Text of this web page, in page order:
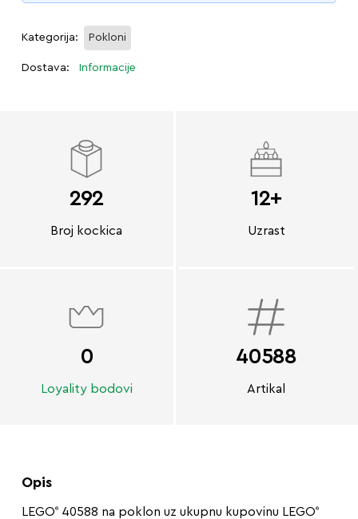
Kategorija: Pokloni
Dostava: Informacije
292
Broj kockica
12+
Uzrast
0
Loyality bodovi
40588
Artikal
Opis
LEGO®40588 na poklon uz ukupnu kupovinu LEGO®